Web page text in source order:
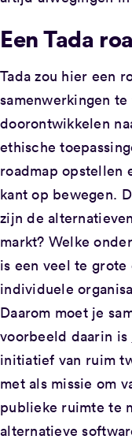
Een Tada
Tada zou hier een
samenwerkingen
doorontwikkelen
ethische
roadmap opstellen
kant op bewegen.
zijn de
markt? Welke
is een veel te
individuele
Daarom moet je
voorbeeld daarin is
initiatief van ruim
met als missie om
publieke ruimte te
alternatieve